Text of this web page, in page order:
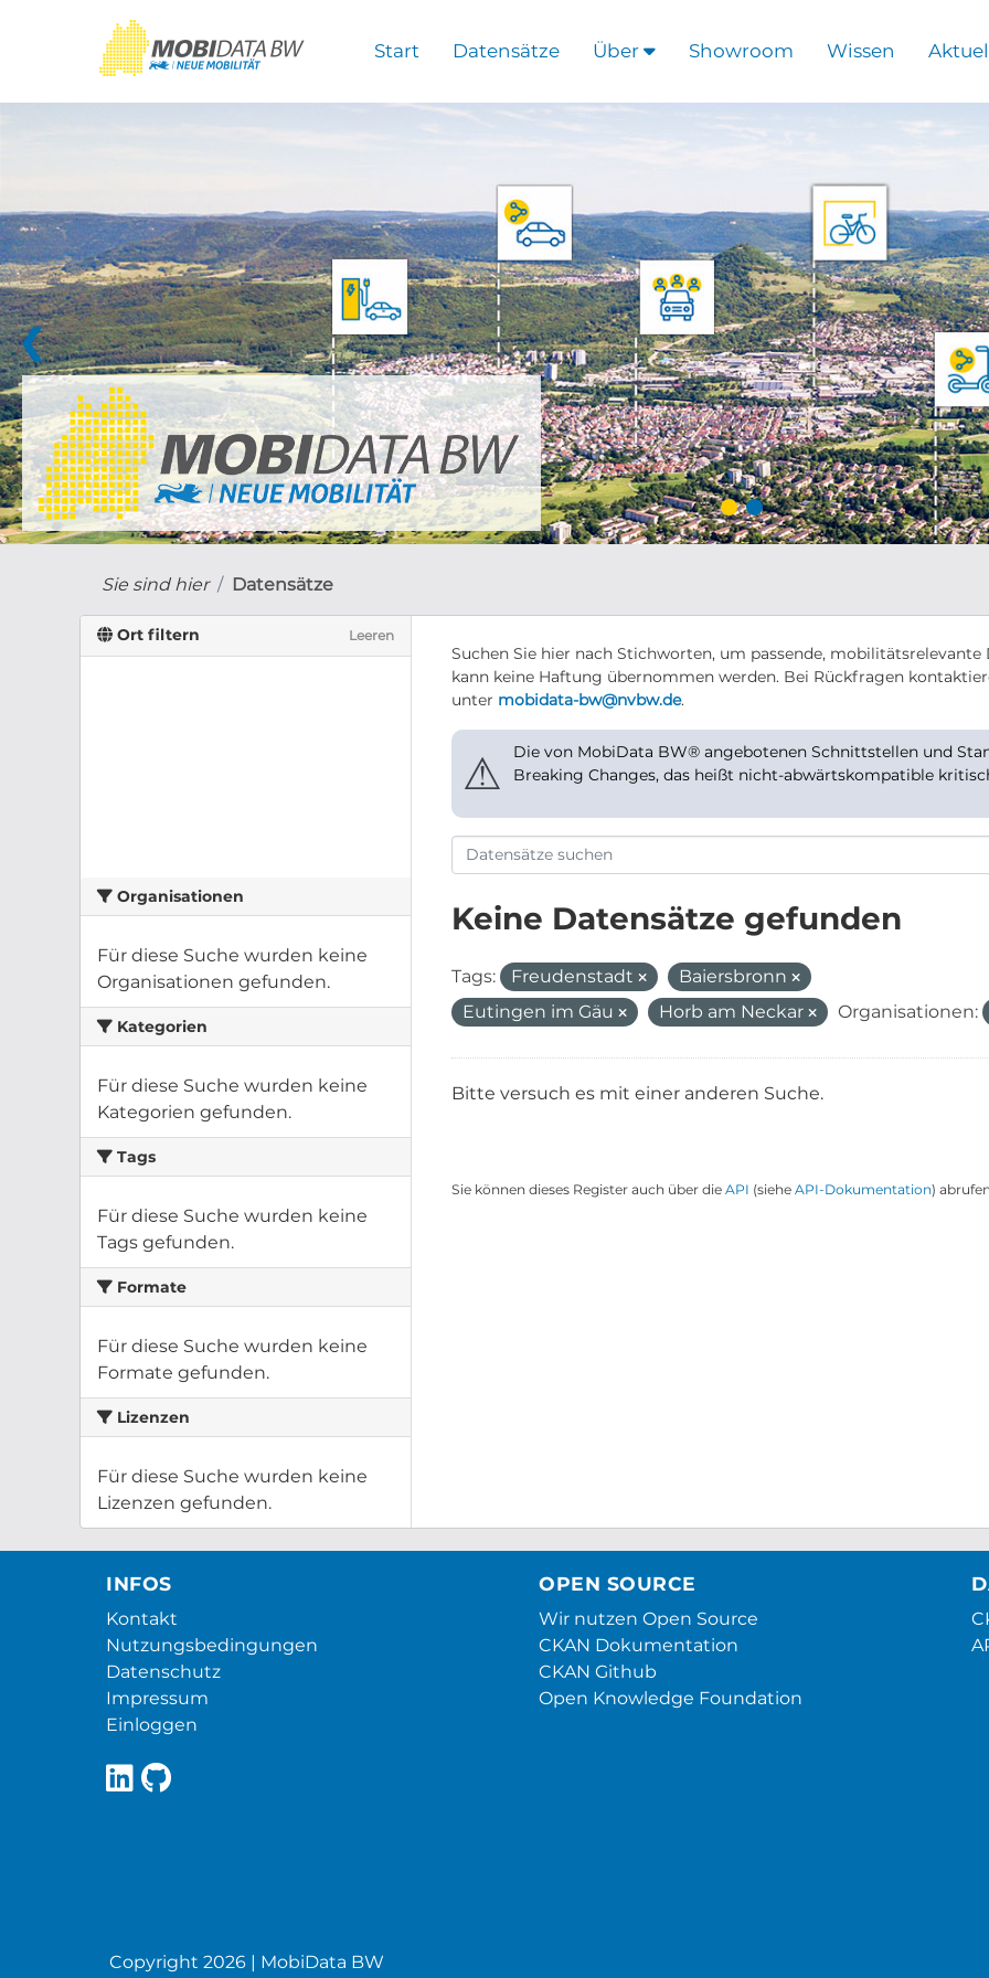
Start Datensätze Über Showroom Wissen
❮
Sie sind hier Datensätze
Ort filtern Leeren
Organisationen
Für diese Suche wurden keine
Organisationen gefunden.
Kategorien
Für diese Suche wurden keine
Kategorien gefunden.
Tags
Für diese Suche wurden keine
Tags gefunden.
Formate
Für diese Suche wurden keine
Formate gefunden.
Lizenzen
Für diese Suche wurden keine
Lizenzen gefunden.
Suchen Sie hier nach Stichworten, um passende,
kann keine Haftung übernommen werden. Bei Rückfragen
unter mobidata-bw@nvbw.de.
⚠
Die von MobiData BW® angebotenen Schnittstellen und
Breaking Changes, das heißt nicht-abwärtskompatible
Keine Datensätze gefunden
Tags: Freudenstadt
Baiersbronn
Eutingen im Gäu
Horb am Neckar Organisationen:
Bitte versuch es mit einer anderen Suche.
Sie können dieses Register auch über die API (siehe API-Dokumentation)
INFOS
Kontakt
Nutzungsbedingungen
Datenschutz
Impressum
Einloggen
OPEN SOURCE
Wir nutzen Open Source
CKAN Dokumentation
CKAN Github
Open Knowledge Foundation
Copyright 2026 | MobiData BW